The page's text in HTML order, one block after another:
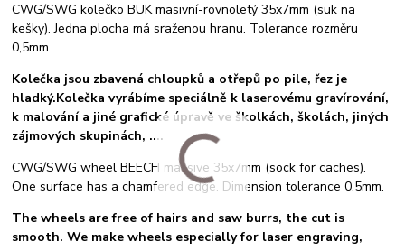
CWG/SWG kolečko BUK masivní-rovnoletý 35x7mm (suk na
kešky). Jedna plocha má sraženou hranu. Tolerance rozměru
0,5mm.
Kolečka jsou zbavená chloupků a otřepů po pile, řez je
hladký.Kolečka vyrábíme speciálně k laserovému gravírování,
k malování a jiné grafické úpravě ve školkách, školách, jiných
zájmových skupinách, ....
CWG/SWG wheel BEECH massive 35x7mm (sock for caches).
One surface has a chamfered edge. Dimension tolerance 0.5mm.
The wheels are free of hairs and saw burrs, the cut is
smooth. We make wheels especially for laser engraving,